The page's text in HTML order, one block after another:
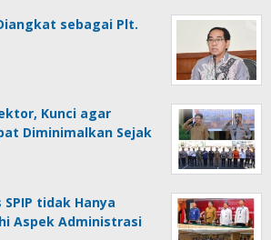
sebagai Plt.
Kunci agar
Diminimalkan Sejak
tidak Hanya
Aspek Administrasi